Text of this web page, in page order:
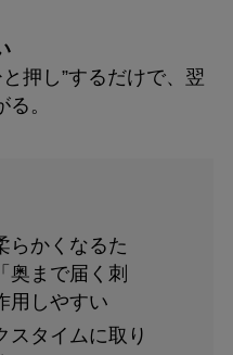
押し”するだけで、翌
。
らかくなるた
奥まで届く刺
用しやすい
スタイムに取り